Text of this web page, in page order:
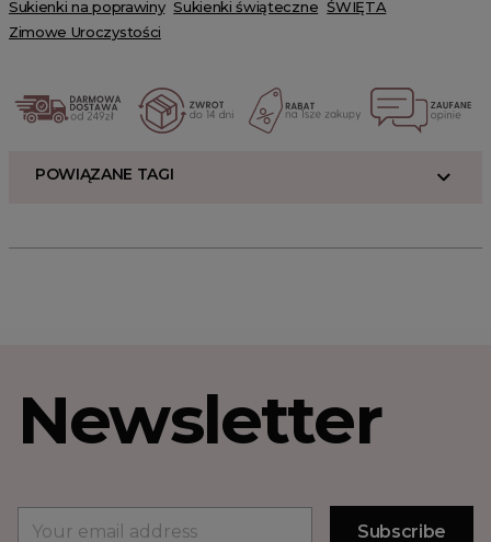
Sukienki na poprawiny Sukienki świąteczne ŚWIĘTA
Zimowe Uroczystości
POWIĄZANE TAGI
Newsletter